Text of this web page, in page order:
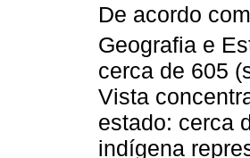
De acordo
Geografia e
cerca de 605
Vista
estado: cerca
indígena